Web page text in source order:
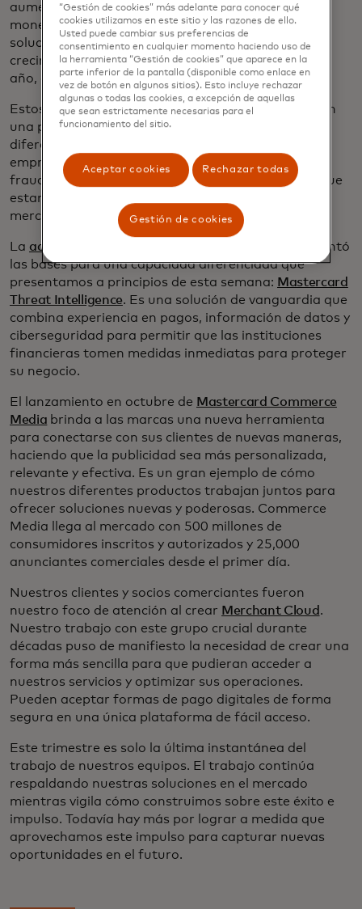
aumentaron un 12%, o un 10% sobre una base de
moneda neutral, mientras que los servicios y
soluciones de valor agregado generaron un
crecimiento de los ingresos netos del 25% año tras
año, o un 22% sobre una base de moneda neutral.
Estos servicios no son nuevos para Mastercard. Son
una parte fundamental del negocio y ayudan a
diferenciar el valor que ofrecemos en inteligencia
empresarial, análisis, seguridad y prevención del
fraude. Echemos un vistazo a algunas formas en que
estamos innovando para hacer crecer nuestro
mercado objetivo.
La adquisición de Recorded Future
el año pasado sentó
las bases para una capacidad diferenciada que
presentamos a principios de esta semana: Mastercard
Threat Intelligence. Es una solución de vanguardia que
combina experiencia en pagos, información de datos y
ciberseguridad para permitir que las instituciones
financieras tomen medidas inmediatas para proteger
su negocio.
El lanzamiento en octubre de Mastercard Commerce
Media brinda a las marcas una nueva herramienta
para conectarse con sus clientes de nuevas maneras,
haciendo que la publicidad sea más personalizada,
relevante y efectiva. Es un gran ejemplo de cómo
nuestros diferentes productos trabajan juntos para
ofrecer soluciones nuevas y poderosas. Commerce
Media llega al mercado con 500 millones de
consumidores inscritos y autorizados y 25,000
anunciantes comerciales desde el primer día.
Nuestros clientes y socios comerciantes fueron
nuestro foco de atención al crear Merchant Cloud .
Nuestro trabajo con este grupo crucial durante
décadas puso de manifiesto la necesidad de crear una
forma más sencilla para que pudieran acceder a
nuestros servicios y optimizar sus operaciones.
Pueden aceptar formas de pago digitales de forma
segura en una única plataforma de fácil acceso.
Este trimestre es solo la última instantánea del
trabajo de nuestros equipos. El trabajo continúa
respaldando nuestras soluciones en el mercado
mientras vigila cómo construimos sobre este éxito e
impulso. Todavía hay más por lograr a medida que
aprovechamos este impulso para capturar nuevas
oportunidades en el futuro.
“Gestión de cookies” más adelante para conocer qué
cookies utilizamos en este sitio y las razones de ello.
Usted puede cambiar sus preferencias de
consentimiento en cualquier momento haciendo uso de
la herramienta “Gestión de cookies” que aparece en la
parte inferior de la pantalla (disponible como enlace en
vez de botón en algunos sitios). Esto incluye rechazar
algunas o todas las cookies, a excepción de aquellas
que sean estrictamente necesarias para el
funcionamiento del sitio.
Aceptar cookies Rechazar todas
Gestión de cookies